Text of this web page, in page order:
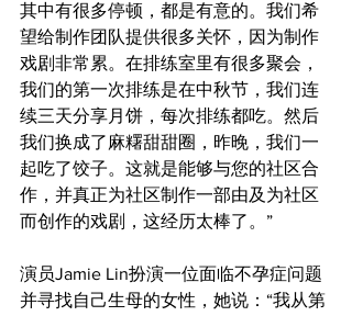
其中有很多停顿，都是有意的。我们希
望给制作团队提供很多关怀，因为制作
戏剧非常累。在排练室里有很多聚会，
我们的第一次排练是在中秋节，我们连
续三天分享月饼，每次排练都吃。然后
我们换成了麻糬甜甜圈，昨晚，我们一
起吃了饺子。这就是能够与您的社区合
作，并真正为社区制作一部由及为社区
而创作的戏剧，这经历太棒了。”
演员Jamie Lin扮演一位面临不孕症问题
并寻找自己生母的女性，她说：“我从第